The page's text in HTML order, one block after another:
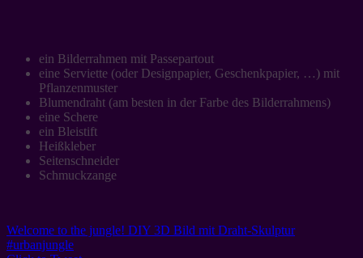
ein Bilderrahmen mit Passepartout
eine Serviette (oder Designpapier, Geschenkpapier, …) mit
Pflanzenmuster
Blumendraht (am besten in der Farbe des Bilderrahmens)
eine Schere
ein Bleistift
Heißkleber
Seitenschneider
Schmuckzange
Welcome to the jungle! DIY 3D Bild mit Draht-Skulptur
#urbanjungle